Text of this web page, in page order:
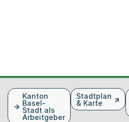
FusszeileKanton
Basel-
Stadt als
Arbeitgeber
Stadtplan
& Karte